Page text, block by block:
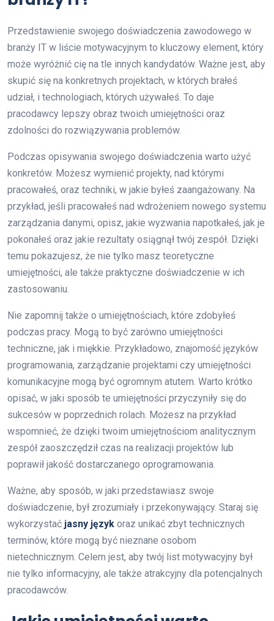
Przedstawienie swojego doświadczenia zawodowego w
branży IT w liście motywacyjnym to kluczowy element, który
może wyróżnić cię na tle innych kandydatów. Ważne jest, aby
skupić się na konkretnych projektach, w których brałeś
udział, i technologiach, których używałeś. To daje
pracodawcy lepszy obraz twoich umiejętności oraz
zdolności do rozwiązywania problemów.
Podczas opisywania swojego doświadczenia warto użyć
konkretów. Możesz wymienić projekty, nad którymi
pracowałeś, oraz techniki, w jakie byłeś zaangażowany. Na
przykład, jeśli pracowałeś nad wdrożeniem nowego systemu
zarządzania danymi, opisz, jakie wyzwania napotkałeś, jak je
pokonałeś oraz jakie rezultaty osiągnął twój zespół. Dzięki
temu pokazujesz, że nie tylko masz teoretyczne
umiejętności, ale także praktyczne doświadczenie w ich
zastosowaniu.
Nie zapomnij także o umiejętnościach, które zdobyłeś
podczas pracy. Mogą to być zarówno umiejętności
techniczne, jak i miękkie. Przykładowo, znajomość języków
programowania, zarządzanie projektami czy umiejętności
komunikacyjne mogą być ogromnym atutem. Warto krótko
opisać, w jaki sposób te umiejętności przyczyniły się do
sukcesów w poprzednich rolach. Możesz na przykład
wspomnieć, że dzięki twoim umiejętnościom analitycznym
zespół zaoszczędził czas na realizacji projektów lub
poprawił jakość dostarczanego oprogramowania.
Ważne, aby sposób, w jaki przedstawiasz swoje
doświadczenie, był zrozumiały i przekonywający. Staraj się
wykorzystać jasny język oraz unikać zbyt technicznych
terminów, które mogą być nieznane osobom
nietechnicznym. Celem jest, aby twój list motywacyjny był
nie tylko informacyjny, ale także atrakcyjny dla potencjalnych
pracodawców.